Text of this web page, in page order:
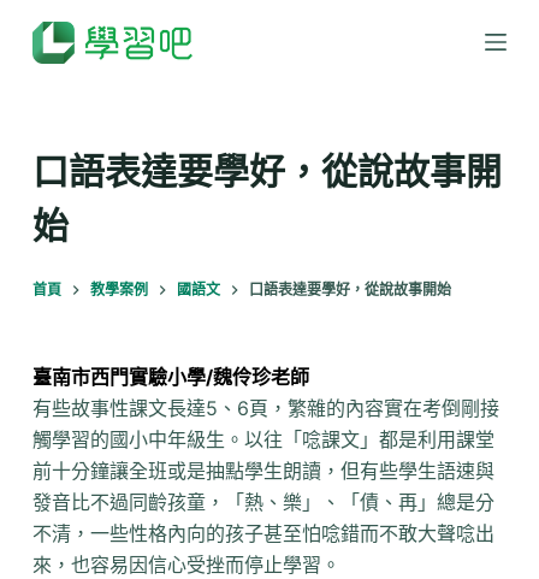
跳
至
內
容
口語表達要學好，從說故事開
始
首頁 教學案例 國語文 口語表達要學好，從說故事開始
臺南市西門實驗小學/魏伶珍老師
有些故事性課文長達5、6頁，繁雜的內容實在考倒剛接
觸學習的國小中年級生。以往「唸課文」都是利用課堂
前十分鐘讓全班或是抽點學生朗讀，但有些學生語速與
發音比不過同齡孩童，「熱、樂」、「債、再」總是分
不清，一些性格內向的孩子甚至怕唸錯而不敢大聲唸出
來，也容易因信心受挫而停止學習。